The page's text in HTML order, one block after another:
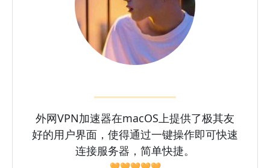
外网VPN加速器在macOS上提供了极其友
好的用户界面，使得通过一键操作即可快速
连接服务器，简单快捷。